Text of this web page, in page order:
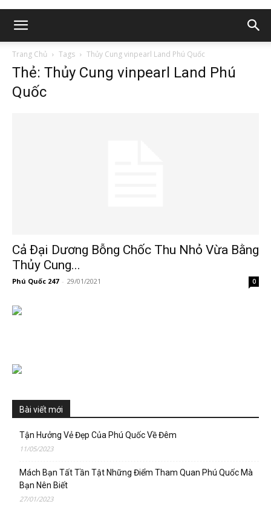
Trang Chủ Tags Thủy Cung vinpearl Land Phú Quốc
Thẻ: Thủy Cung vinpearl Land Phú
Quốc
Cả Đại Dương Bỗng Chốc Thu Nhỏ Vừa Bằng
Thủy Cung...
Phú Quốc 247 - 29/01/2021 0
Bài viết mới
Tận Hưởng Vẻ Đẹp Của Phú Quốc Về Đêm
11/05/2023
Mách Bạn Tất Tần Tật Những Điểm Tham Quan Phú Quốc Mà
Bạn Nên Biết
27/01/2023